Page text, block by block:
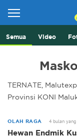
Malut Express
Berita Lebih
Semua Video
TERNATE,
Provinsi KONI
OLAH RAGA 4 bulan
Hewan Endmik